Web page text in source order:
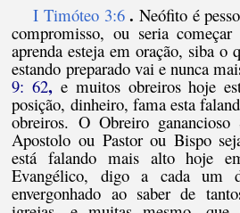
I Timóteo 3:6.Neófito é
compromisso, ou seria
aprenda esteja em oração, siba o
estando preparado vai e nunca
9: 62,e muitos obreiros hoje
posição, dinheiro, fama esta
obreiros. O Obreiro
Apostolo ou Pastor ou Bispo
está falando mais alto hoje
Evangélico, digo a cada um
envergonhado ao saber de